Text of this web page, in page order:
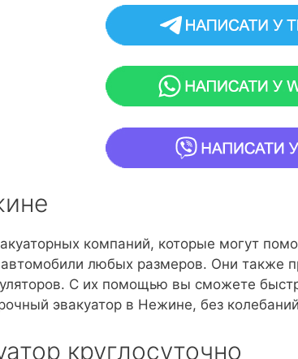
компаний, которые могут
автомобили любых размеров. Они также
С их помощью вы сможете
эвакуатор в Нежине, без
круглосуточно